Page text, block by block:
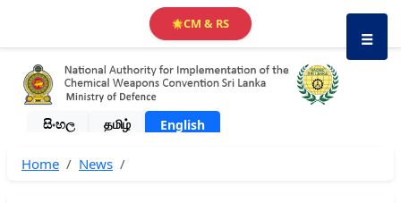
සිංහල தமிழ் English
☰
🌟CM & RS
Home News